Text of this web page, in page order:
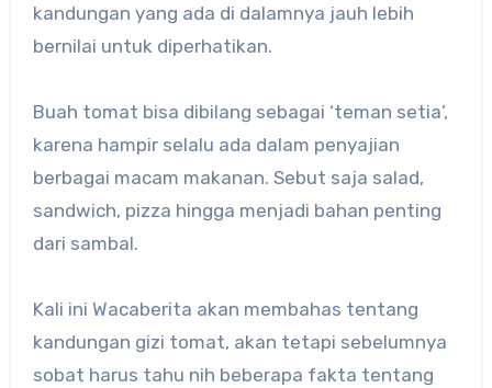
kandungan yang ada di dalamnya jauh lebih
bernilai untuk diperhatikan.
Buah tomat bisa dibilang sebagai ‘teman setia’,
karena hampir selalu ada dalam penyajian
berbagai macam makanan. Sebut saja salad,
sandwich, pizza hingga menjadi bahan penting
dari sambal.
Kali ini Wacaberita akan membahas tentang
kandungan gizi tomat, akan tetapi sebelumnya
sobat harus tahu nih beberapa fakta tentang